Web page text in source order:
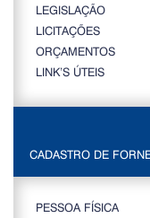
LEGISLAÇÃO
LICITAÇÕES
ORÇAMENTOS
LINK’S ÚTEIS
CADASTRO DE
PESSOA FÍSICA